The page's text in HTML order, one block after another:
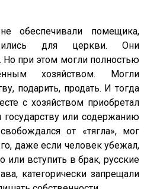
обеспечивали помещика,
для церкви. Они
Но при этом могли полностью
хозяйством. Могли
подарить, продать. И тогда
с хозяйством приобретал
государству или содержанию
от «тягла», мог
даже если человек убежал,
или вступить в брак, русские
категорически запрещали